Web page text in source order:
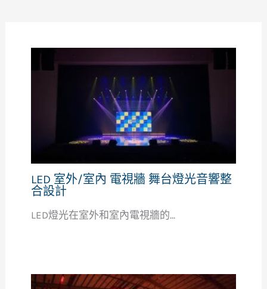
LED 室外/室內 電視牆 舞台燈光音響整
合設計
LED燈光在室外和室內電視牆的...